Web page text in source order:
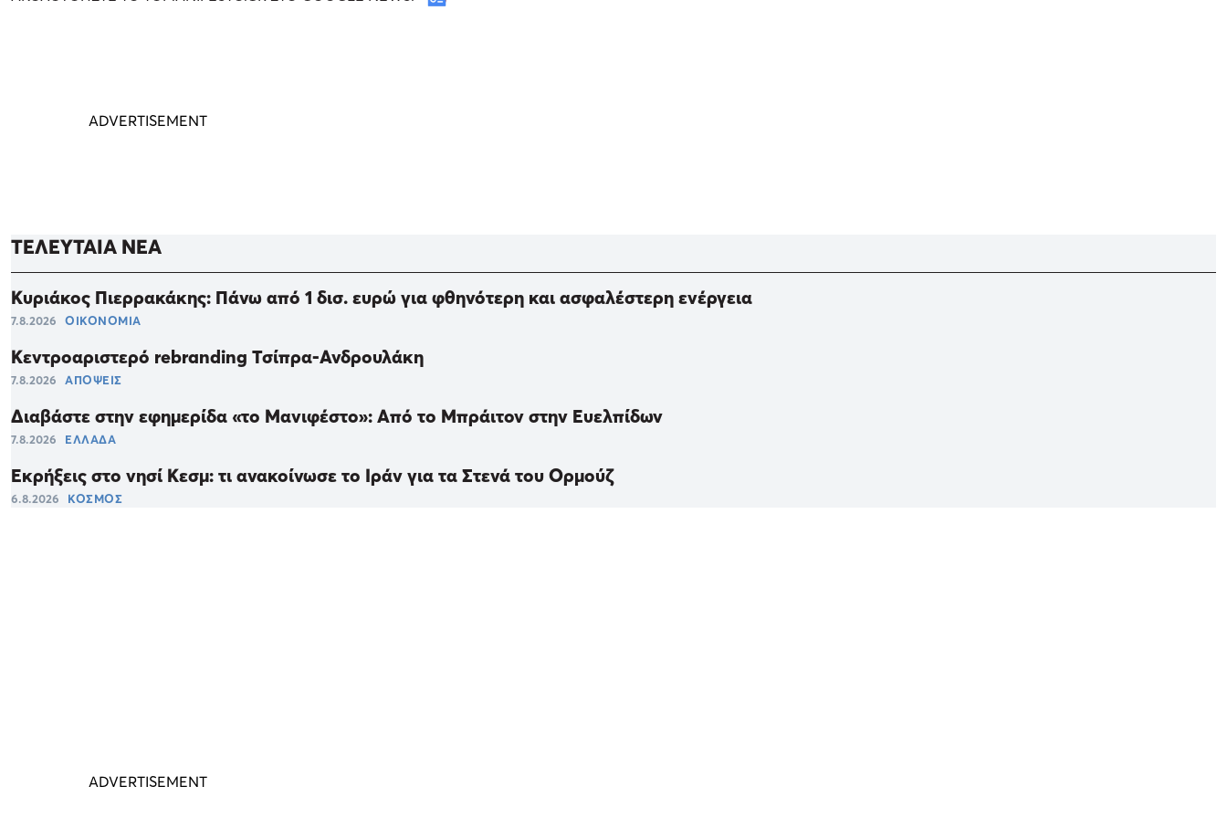
ΤΕΛΕΥΤΑΙΑ ΝΕΑ
Κυριάκος Πιερρακάκης: Πάνω από 1 δισ. ευρώ για φθηνότερη και ασφαλέστερη ενέργεια
7.8.2026 ΟΙΚΟΝΟΜΙΑ
Κεντροαριστερό rebranding Τσίπρα-Ανδρουλάκη
7.8.2026 ΑΠΟΨΕΙΣ
Διαβάστε στην εφημερίδα «το Μανιφέστο»: Από το Μπράιτον στην Ευελπίδων
7.8.2026 ΕΛΛΑΔΑ
Εκρήξεις στο νησί Κεσμ: τι ανακοίνωσε το Ιράν για τα Στενά του Ορμούζ
6.8.2026 ΚΟΣΜΟΣ